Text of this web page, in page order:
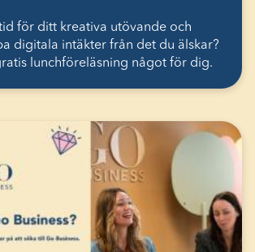
för ditt kreativa utövande och
digitala intäkter från det du älskar?
lunchföreläsning något för dig.